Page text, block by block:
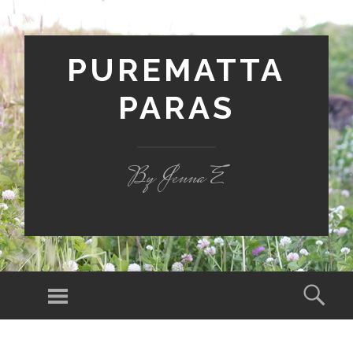
PUREMATTA
PARAS
By Jenna E
Valikko